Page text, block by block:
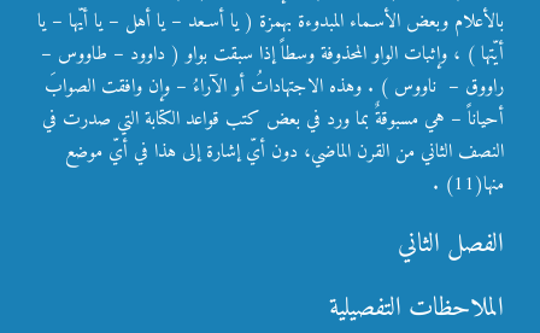
بالأعلام وبعض الأسـماء المبدوءة بهمزة ( يا أسـعد – يا أهل – يا أيّها – يا
أيّتها ) ، وإثبات الواو المحذوفة وسطاً إذا سبقت بواو ( داوود – طاووس –
راووق – ناووس ) . وهذه الاجتهاداتُ أو الآراءُ – وإن وافقت الصوابَ
أحياناً – هي مسبوقةٌ بما ورد في بعض كتب قواعد الكتابة التي صدرت في
النصف الثاني من القرن الماضي، دون أيّ إشارة إلى هذا في أيّ موضع
منها(11) .
الفصل الثاني
الملاحظات التفصيلية